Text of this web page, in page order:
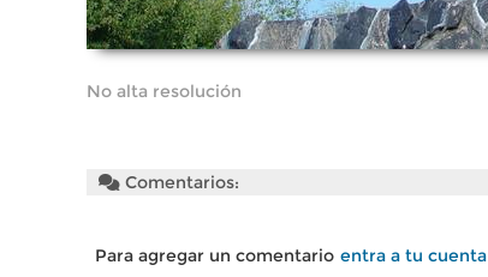
No alta resolución
Comentarios:
Para agregar un comentario entra a tu cuenta